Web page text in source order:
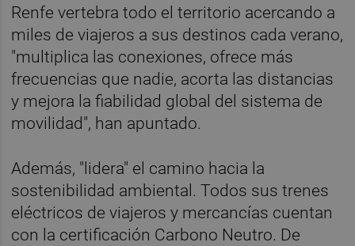
Renfe vertebra todo el territorio acercando a
miles de viajeros a sus destinos cada verano,
"multiplica las conexiones, ofrece más
frecuencias que nadie, acorta las distancias
y mejora la fiabilidad global del sistema de
movilidad", han apuntado.
Además, "lidera" el camino hacia la
sostenibilidad ambiental. Todos sus trenes
eléctricos de viajeros y mercancías cuentan
con la certificación Carbono Neutro. De